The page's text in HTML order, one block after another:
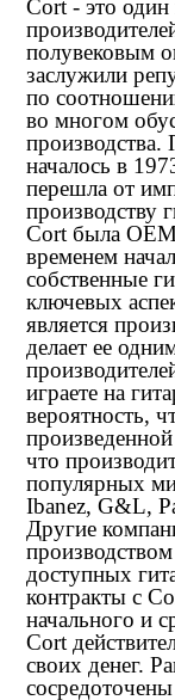
Cort - это
полувековым
заслужили
по
во многом
производства.
началось в
перешла от
производству
Cort была
временем
собственные
ключевых
является
делает ее
играете на
вероятность,
что
популярных
Ibanez, G&L,
Другие
доступных
контракты с
начального и
Cort
своих денег.